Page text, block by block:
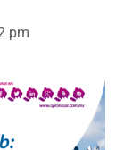
pm